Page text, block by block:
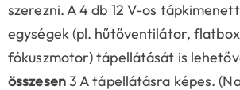
szerezni. A 4 db 12 V-os
egységek (pl. hűtőventilátor,
fókuszmotor) tápellátását is
összesen3 A tápellátásra képes.